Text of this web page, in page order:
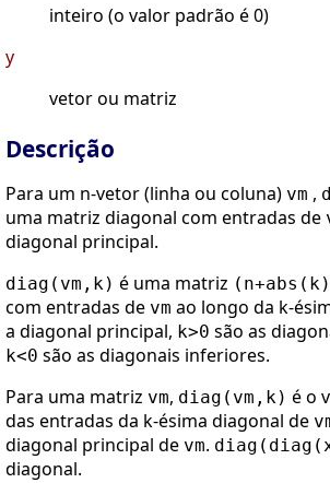
inteiro (o valor padrão é 0)
y
vetor ou matriz
Descrição
Para um n-vetor (linha ou coluna) vm ,
uma matriz diagonal com entradas de
diagonal principal.
diag(vm,k) é uma matriz
com entradas de vm ao longo da k-
a diagonal principal, k>0 são as
k<0 são as diagonais inferiores.
Para uma matriz vm, diag(vm,k) é o
das entradas da k-ésima diagonal de
diagonal principal de vm.
diagonal.